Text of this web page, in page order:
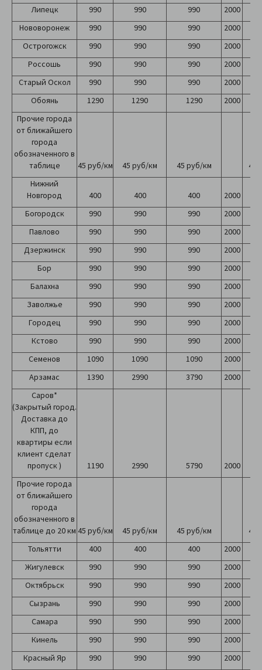
Липецк
990 990 990 2000
Нововоронеж
990 990 990 2000
Острогожск
990 990 990 2000
Россошь
990 990 990 2000
Старый Оскол
990 990 990 2000
Обоянь
1290 1290 1290 2000
Прочие города
от ближайшего
города
обозначенного в
таблице
45 руб/км 45 руб/км 45 руб/км
45
Нижний
Новгород
400 400 400 2000
Богородск
990 990 990 2000
Павлово
990 990 990 2000
Дзержинск
990 990 990 2000
Бор
990 990 990 2000
Балахна
990 990 990 2000
Заволжье
990 990 990 2000
Городец
990 990 990 2000
Кстово
990 990 990 2000
Семенов
1090 1090 1090 2000
Арзамас
1390 2990 3790 2000
Саров*
(Закрытый город.
Доставка до
КПП, до
квартиры если
клиент сделат
пропуск )
1190 2990 5790 2000
Прочие города
от ближайшего
города
обозначенного в
таблице до 20 км 45 руб/км 45 руб/км 45 руб/км
45
Тольятти
400 400 400 2000
Жигулевск
990 990 990 2000
Октябрьск
990 990 990 2000
Сызрань
990 990 990 2000
Самара
990 990 990 2000
Кинель
990 990 990 2000
Красный Яр
990 990 990 2000